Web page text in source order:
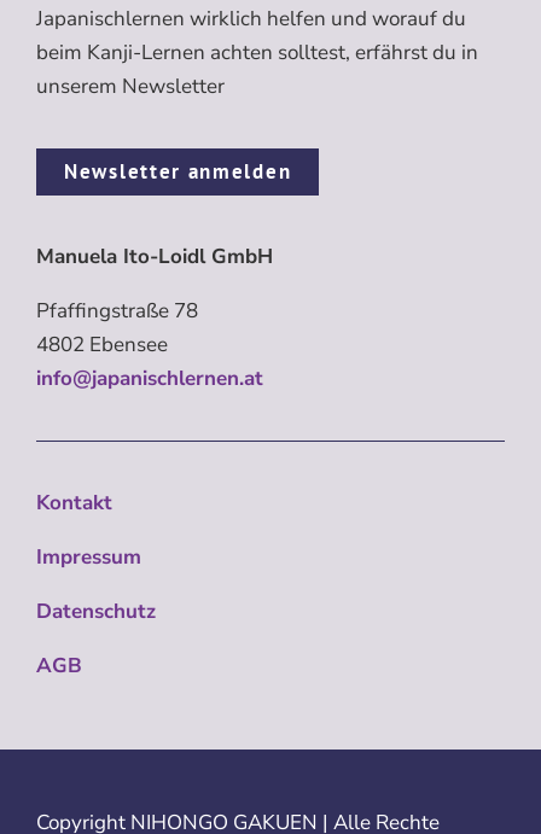
Japanischlernen wirklich helfen und worauf du
beim Kanji-Lernen achten solltest, erfährst du in
unserem Newsletter
Newsletter anmelden
Manuela Ito-Loidl GmbH
Pfaffingstraße 78
4802 Ebensee
info@japanischlernen.at
Kontakt
Impressum
Datenschutz
AGB
Copyright NIHONGO GAKUEN | Alle Rechte